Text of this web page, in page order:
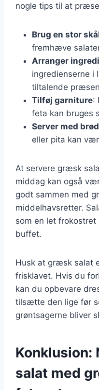
nogle tips til at
Brug en stor
fremhæve
Arranger
ingredienserne i
tiltalende
Tilføj garniture:
feta kan bruges
Server med brød
eller pita kan
At servere græsk
middag kan også
godt sammen med
middelhavsretter.
som en let
buffet.
Husk at græsk salat
frisklavet. Hvis du
kan du opbevare
tilsætte den lige før
grøntsagerne bliver
salat med